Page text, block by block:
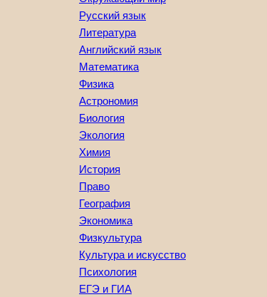
Русский язык
Литература
Английский язык
Математика
Физика
Астрономия
Биология
Экология
Химия
История
Право
География
Экономика
Физкультура
Культура и искусство
Психология
ЕГЭ и ГИА